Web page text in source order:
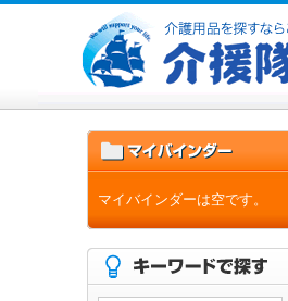
マイバインダーは空です。